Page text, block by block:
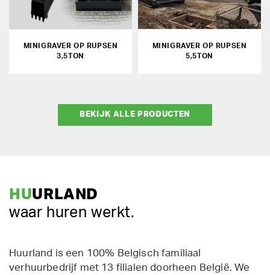
MINIGRAVER OP RUPSEN
3,5TON
MINIGRAVER OP RUPSEN
5,5TON
BEKIJK ALLE PRODUCTEN
HUURLAND
waar huren werkt.
Huurland is een 100% Belgisch familiaal
verhuurbedrijf met 13 filialen doorheen België. We